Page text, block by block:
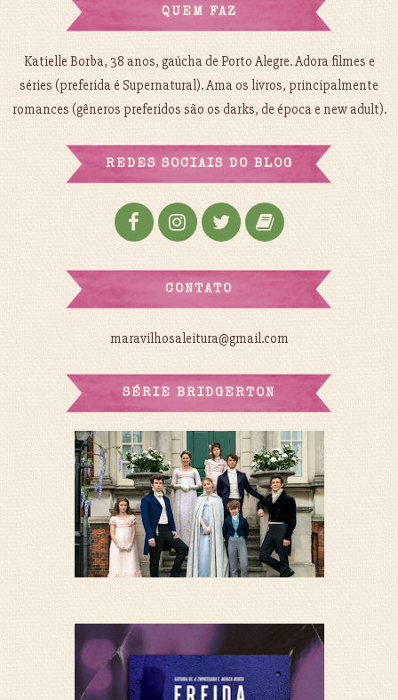
QUEM FAZ
Katielle Borba, 38 anos, gaúcha de Porto Alegre. Adora filmes e
séries (preferida é Supernatural). Ama os livros, principalmente
romances (gêneros preferidos são os darks, de época e new adult).
REDES SOCIAIS DO BLOG
CONTATO
maravilhosaleitura@gmail.com
SÉRIE BRIDGERTON